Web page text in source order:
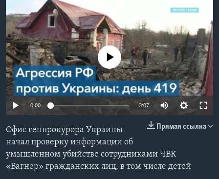
Learning English
СОЦИАЛЬНЫЕ СЕТИ
Языки
No media source currently available
0:00 3:07
Прямая ссылка
Офис генпрокурора Украины
начал проверку информации об
умышленном убийстве сотрудниками ЧВК
«Вагнер» гражданских лиц, в том числе детей